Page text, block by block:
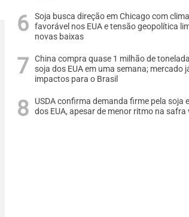
Soja busca direção em Chicago com clima
favorável nos EUA e tensão geopolítica
novas baixas
China compra quase 1 milhão de
soja dos EUA em uma semana; mercado
impactos para o Brasil
USDA confirma demanda firme pela soja
dos EUA, apesar de menor ritmo na safra